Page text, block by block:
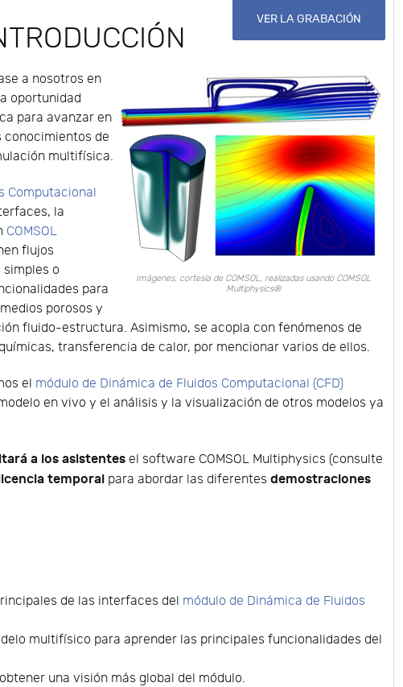
VER LA GRABACIÓN
Imágenes, cortesía de COMSOL, realizadas usando COMSOL
Multiphysics®
a nosotros en
oportunidad
para avanzar en
conocimientos de
multifísica.
Computacional
la
COMSOL
flujos
o
para
porosos y
fluido-estructura. Asimismo, se acopla con fenómenos de
transferencia de calor, por mencionar varios de ellos.
el módulo de Dinámica de Fluidos Computacional (CFD)
en vivo y el análisis y la visualización de otros modelos ya
a los asistentes el software COMSOL Multiphysics (consulte
temporal para abordar las diferentesdemostraciones
de las interfaces del módulo de Dinámica de Fluidos
multifísico para aprender las principales funcionalidades del
una visión más global del módulo.